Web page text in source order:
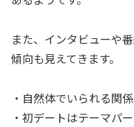
また、インタビューや
傾向も見えてきます。
・自然体でいられる関
・初デートはテーマパ